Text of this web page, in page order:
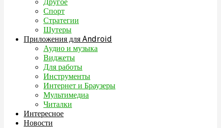
Спорт
Стратегии
Шутеры
Приложения для Android
Аудио и музыка
Виджеты
Для работы
Инструменты
Интернет и Браузеры
Мультимедиа
Читалки
Интересное
Новости